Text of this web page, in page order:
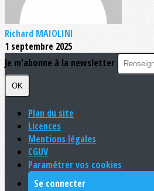
Richard MAIOLINI
1 septembre 2025
Je m'abonne à la newsletter
OK
Plan du site
Licences
Mentions légales
CGUV
Paramétrer vos cookies
Se connecter